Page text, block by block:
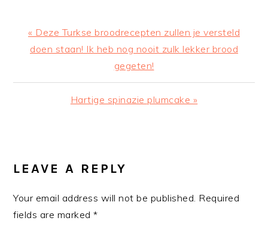
Previous
Post:
« Deze Turkse broodrecepten zullen je versteld
doen staan! Ik heb nog nooit zulk lekker brood
gegeten!
Next
Hartige spinazie plumcake »
INTERACTIONS
LEAVE A REPLY
Your email address will not be published. Required
fields are marked*